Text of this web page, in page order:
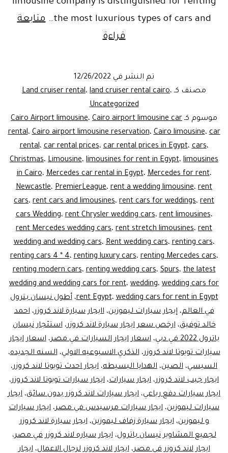
the most luxurious types of cars and…
متابعة
قراءة
Cruiser
for
rent
تم النشر في 12/26/2022
مصنف كـ
Land cruiser rental، land cruiser rental cairo،
Uncategorized
موسوم كـ
Cairo Airport limousine، Cairo airport limousine car
rental،Cairo airport limousine reservation،Cairo limousine،car
rental،car rental prices،car rental prices in Egypt،cars،
Christmas، Limousine، limousines for rent in Egypt، limousines
in Cairo،Mercedes car rental in Egypt،Mercedes for rent،
Newcastle، PremierLeague، rent a wedding limousine، rent
cars، rent cars and limousines، rent cars for weddings، rent
cars Wedding،rent Chrysler wedding cars،rent limousines،
rent Mercedes wedding cars، rent stretch limousines، rent
wedding and wedding cars،Rent wedding cars،renting cars،
renting cars 4 * 4،renting luxury cars،renting Mercedes cars،
renting modern cars،renting wedding cars،Spurs،the latest
wedding and wedding cars for rent، wedding، wedding cars for
rent Egypt،wedding cars for rent in Egypt ،أطول نيسان بترول
في العالم،إيجار سيارات ليموزين،اايجار سيارة لاند كروزر،احمد
خالد توفيق،ارخص سعر ايجار سيارة لاند كروزر،استئجار نيسان
باترول 2022 في دبي
،اسعار ايجار السيارات في مصر،اسعار ايجار
سيارات تويوتا لاند كروزر،الذكري الاسبوعيه الاولي،السنه الجديده،
السيسي، الصين، الهدايا البسيطه، ايجار احدث تويوتا لاند كروزر،
ايجار جيب لاند كروزر، ايجار سيارات، ايجار سيارات تويوتا لاند كروزر،
ايجار سيارات دفع رباعي، ايجار سيارات لاند كروزر بدون سائق، ايجار
سيارات ليموزين، ايجار سيارات مرسيدس في مصر، ايجار سيارات
و ليموزين،ايجار سيارة زفاف ليموزين،ايجار سيارة لاند كروزر
لجميع المشاوير نيسان باترول،ايجار سياره لاند كروزر في مصر،
ايجار لاند كروزر في مصر،ايجار لاند كروزر لرجال الاعمال،ايجار